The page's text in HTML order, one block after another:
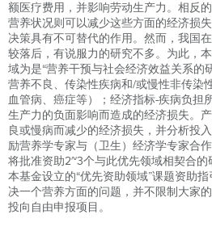
额医疗费用，并影响劳动生产力。相反
营养状况则可以减少这些方面的经济损
决策具有不可替代的作用。然而，我国
较落后，有说服力的研究不多。为此，
域为是“营养干预与社会经济效益关系的
营养不良、传染性疾病和/或慢性非传染
血管病、癌症等）；经济指标-疾病负担
生产力的负面影响而造成的经济损失。
良或慢病而减少的经济损失，并分析投
励营养学专家与（卫生）经济学专家合
将批准资助2~3个与此优先领域相契合的
本基金设立的“优先资助领域”课题资助
决一个营养方面的问题，并不限制大家
投向自由申报项目。